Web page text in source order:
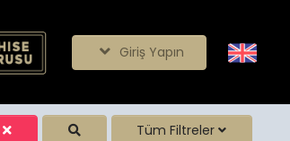
Giriş Yapın
Tüm Filtreler